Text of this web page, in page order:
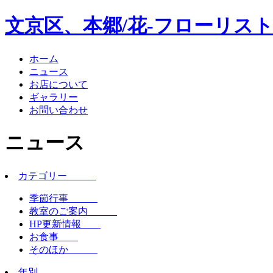
文京区、本郷/花-フローリス
ホーム
ニュース
お店について
ギャラリー
お問い合わせ
ニュース
カテゴリー
季節行事
教室のご案内
HP更新情報
お食事
そのほか